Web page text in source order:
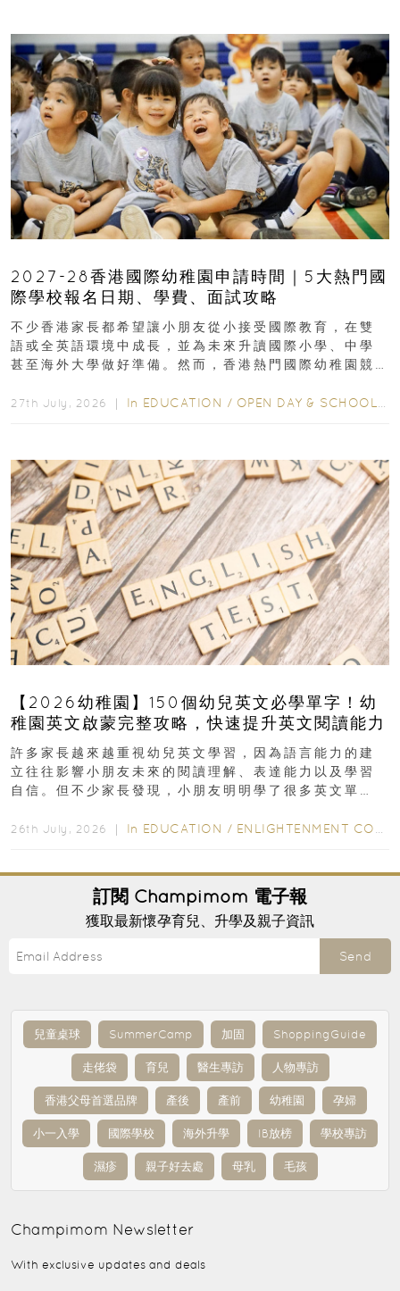
2027-28香港國際幼稚園申請時間｜5大熱門國
際學校報名日期、學費、面試攻略
不少香港家長都希望讓小朋友從小接受國際教育，在雙
語或全英語環境中成長，並為未來升讀國際小學、中學
甚至海外大學做好準備。然而，香港熱門國際幼稚園競
27th July, 2026 ｜ In EDUCATION / OPEN DAY & SCHOOL EVENTS
【2026幼稚園】150個幼兒英文必學單字！幼
稚園英文啟蒙完整攻略，快速提升英文閱讀能力
許多家長越來越重視幼兒英文學習，因為語言能力的建
立往往影響小朋友未來的閱讀理解、表達能力以及學習
自信。但不少家長發現，小朋友明明學了很多英文單
26th July, 2026 ｜ In EDUCATION / ENLIGHTENMENT CORNER
訂閱 Champimom 電子報
獲取最新懷孕育兒、升學及親子資訊
Send
兒童桌球 SummerCamp 加固 ShoppingGuide
走佬袋 育兒 醫生專訪 人物專訪
香港父母首選品牌 產後 產前 幼稚園 孕婦
小一入學 國際學校 海外升學 IB放榜 學校專訪
濕疹 親子好去處 母乳 毛孩
Champimom Newsletter
With exclusive updates and deals